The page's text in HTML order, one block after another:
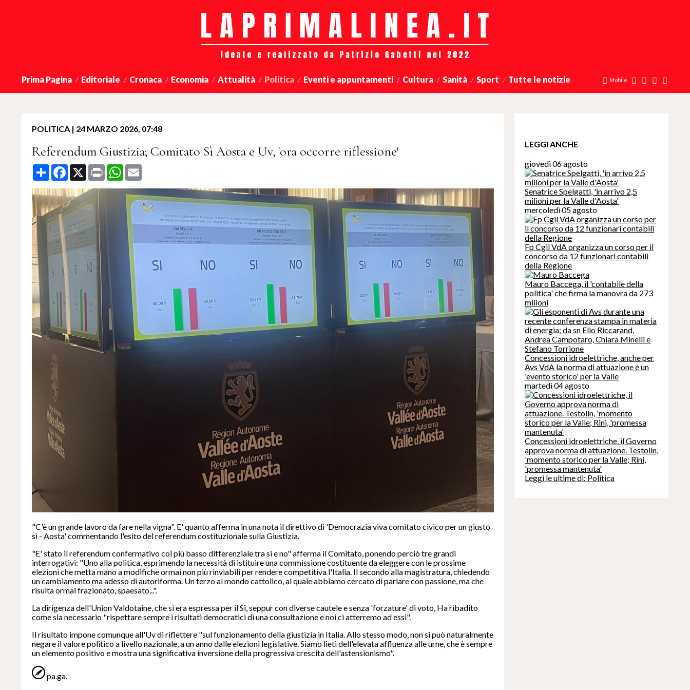
Prima Pagina Editoriale Cronaca Economia Attualità Politica Eventi e appuntamenti Cultura Sanità Sport Tutte le notizie Mobile
POLITICA | 24 MARZO 2026, 07:48
Referendum Giustizia; Comitato Sì Aosta e Uv, 'ora occorre riflessione'
Share Facebook
X Print WhatsApp
"C'è un grande lavoro da fare nella vigna". E' quanto afferma in una nota il direttivo di 'Democrazia viva comitato civico per un giusto
sì - Aosta' commentando l'esito del referendum costituzionale sulla Giustizia.
"E' stato il referendum confermativo col più basso differenziale tra si e no" afferma il Comitato, ponendo perciò tre grandi
interrogativi: "Uno alla politica, esprimendo la necessità di istituire una commissione costituente da eleggere con le prossime
elezioni che metta mano a modifiche ormai non più rinviabili per rendere competitiva l'Italia. Il secondo alla magistratura, chiedendo
un cambiamento ma adesso di autoriforma. Un terzo al mondo cattolico, al quale abbiamo cercato di parlare con passione, ma che
risulta ormai frazionato, spaesato...".
La dirigenza dell'Union Valdotaine, che si era espressa per il Sì, seppur con diverse cautele e senza 'forzature' di voto, Ha ribadito
come sia necessario "rispettare sempre i risultati democratici di una consultazione e noi ci atterremo ad essi".
Il risultato impone comunque all'Uv di riflettere "sul funzionamento della giustizia in Italia. Allo stesso modo, non si può naturalmente
negare il valore politico a livello nazionale, a un anno dalle elezioni legislative. Siamo lieti dell'elevata affluenza alle urne, che è sempre
un elemento positivo e mostra una significativa inversione della progressiva crescita dell'astensionismo".
pa.ga.
LEGGI ANCHE
giovedì 06 agosto
Senatrice Spelgatti, 'in arrivo 2,5
milioni per la Valle d'Aosta'
mercoledì 05 agosto
Fp Cgil VdA organizza un corso per il
concorso da 12 funzionari contabili
della Regione
Mauro Baccega, il 'contabile della
politica' che firma la manovra da 273
milioni
Concessioni idroelettriche, anche per
Avs VdA la norma di attuazione è un
'evento storico' per la Valle
martedì 04 agosto
Concessioni idroelettriche, il Governo
approva norma di attuazione. Testolin,
'momento storico per la Valle; Rini,
'promessa mantenuta'
Leggi le ultime di: Politica